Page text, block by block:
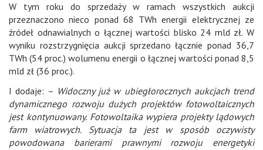
W tym roku do sprzedaży w ramach wszystkich aukcji
przeznaczono nieco ponad 68 TWh energii elektrycznej ze
źródeł odnawialnych o łącznej wartości blisko 24 mld zł. W
wyniku rozstrzygnięcia aukcji sprzedano łącznie ponad 36,7
TWh (54 proc.) wolumenu energii o łącznej wartości ponad 8,5
mld zł (36 proc.).
I dodaje: – Widoczny już w ubiegłorocznych aukcjach trend
dynamicznego rozwoju dużych projektów fotowoltaicznych
jest kontynuowany. Fotowoltaika wypiera projekty lądowych
farm wiatrowych. Sytuacja ta jest w sposób oczywisty
powodowana barierami prawnymi rozwoju energetyki